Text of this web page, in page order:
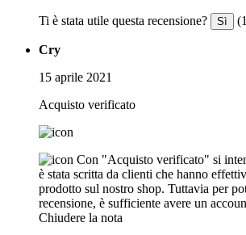
Ti è stata utile questa recensione? Sì
Cry
15 aprile 2021
Acquisto verificato
Con "Acquisto verificato" si
è stata scritta da clienti che hanno
prodotto sul nostro shop. Tuttavia per
recensione, è sufficiente avere un
Chiudere la nota